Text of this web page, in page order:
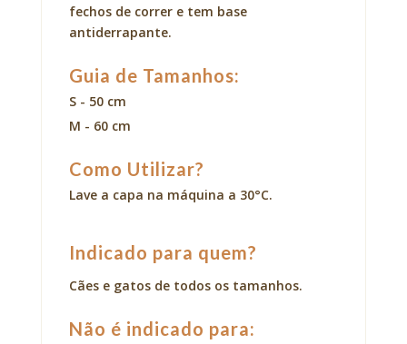
fechos de correr e tem base
antiderrapante.
Guia de Tamanhos:
S - 50 cm
M - 60 cm
Como Utilizar?
Lave a capa na máquina a 30°C.
Indicado para quem?
Cães e gatos de todos os tamanhos.
Não é indicado para: